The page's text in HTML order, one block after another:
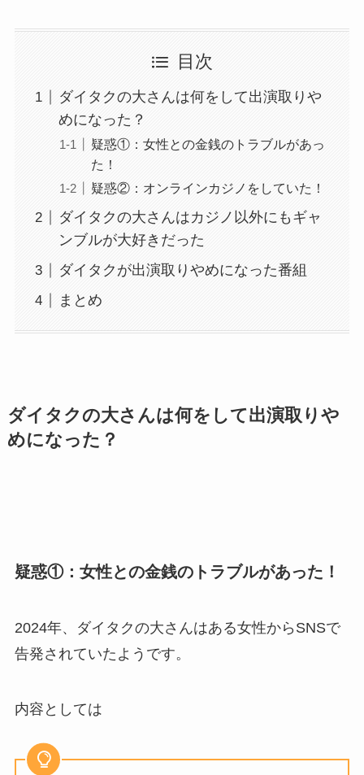
目次
ダイタクの大さんは何をして出演取りや
めになった？
疑惑①：女性との金銭のトラブルがあっ
た！
疑惑②：オンラインカジノをしていた！
ダイタクの大さんはカジノ以外にもギャ
ンブルが大好きだった
ダイタクが出演取りやめになった番組
まとめ
ダイタクの大さんは何をして出演取りや
めになった？
疑惑①：女性との金銭のトラブルがあった！
2024年、ダイタクの大さんはある女性からSNSで
告発されていたようです。
内容としては